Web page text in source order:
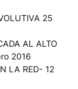
25
AL ALTO
2016
LA RED- 12